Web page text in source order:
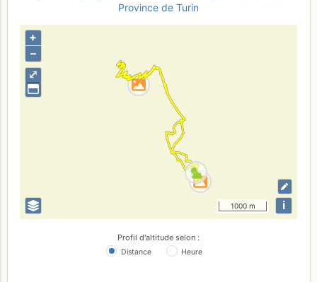
Province de Turin
⤢
+
–
1000 m i
Profil d'altitude selon :
Distance Heure